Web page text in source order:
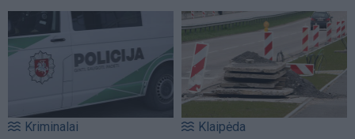
Kriminalai Klaipėda